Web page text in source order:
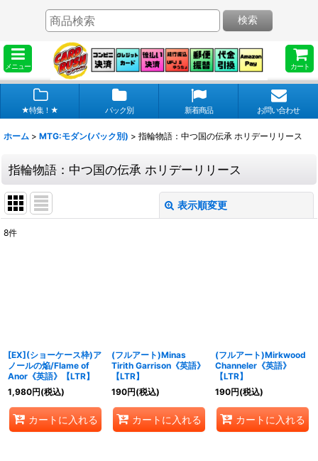
メニュー カート
検索
★特集！★ パック別 新着商品 お問い合わせ
ホーム > MTG:モダン(パック別) > 指輪物語：中つ国の伝承 ホリデーリリース
指輪物語：中つ国の伝承 ホリデーリリース
表示順変更
8件
[EX](ショーケース枠)ア
ノールの焔/Flame of
Anor《英語》【LTR】
1,980円(税込)
カートに入れる
(フルアート)Minas
Tirith Garrison《英語》
【LTR】
190円(税込)
カートに入れる
(フルアート)Mirkwood
Channeler《英語》
【LTR】
190円(税込)
カートに入れる